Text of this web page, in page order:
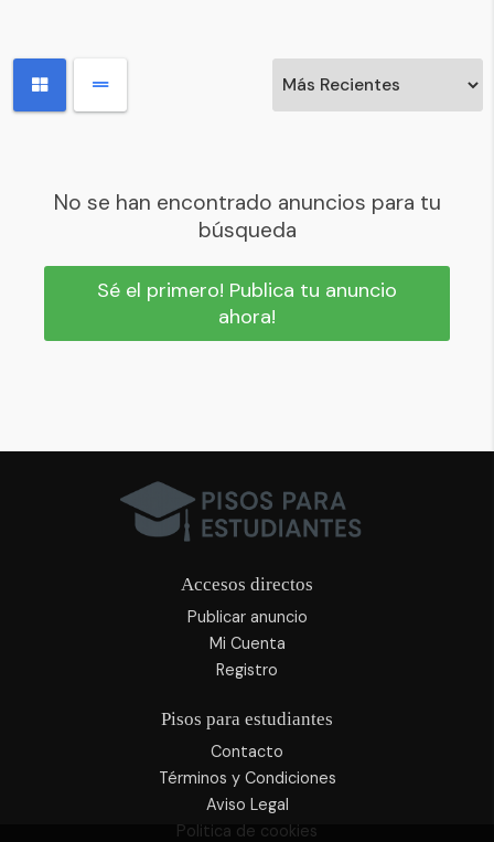
No se han encontrado anuncios para tu
búsqueda
Sé el primero! Publica tu anuncio
ahora!
Accesos directos
Publicar anuncio
Mi Cuenta
Registro
Pisos para estudiantes
Contacto
Términos y Condiciones
Aviso Legal
Politica de cookies